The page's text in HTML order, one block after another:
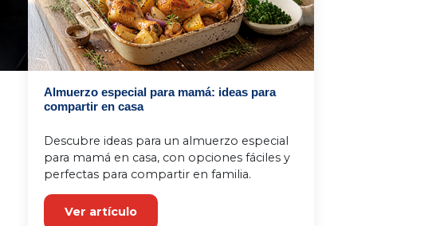
Almuerzo especial para mamá: ideas para
compartir en casa
Descubre ideas para un almuerzo especial
para mamá en casa, con opciones fáciles y
perfectas para compartir en familia.
Ver artículo